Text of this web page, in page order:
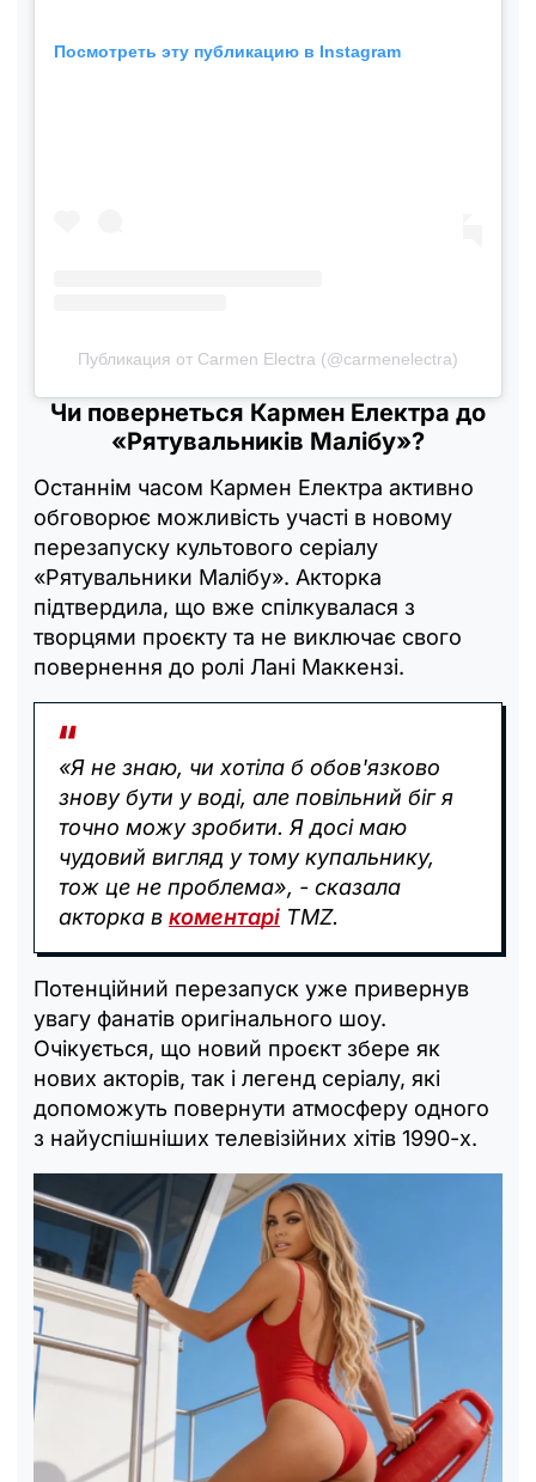
Посмотреть эту публикацию в Instagram
Публикация от Carmen Electra (@carmenelectra)
Чи повернеться Кармен Електра до
«Рятувальників Малібу»?
Останнім часом Кармен Електра активно
обговорює можливість участі в новому
перезапуску культового серіалу
«Рятувальники Малібу». Акторка
підтвердила, що вже спілкувалася з
творцями проєкту та не виключає свого
повернення до ролі Лані Маккензі.
«Я не знаю, чи хотіла б обов'язково
знову бути у воді, але повільний біг я
точно можу зробити. Я досі маю
чудовий вигляд у тому купальнику,
тож це не проблема», - сказала
акторка в коментарі TMZ.
Потенційний перезапуск уже привернув
увагу фанатів оригінального шоу.
Очікується, що новий проєкт збере як
нових акторів, так і легенд серіалу, які
допоможуть повернути атмосферу одного
з найуспішніших телевізійних хітів 1990-х.